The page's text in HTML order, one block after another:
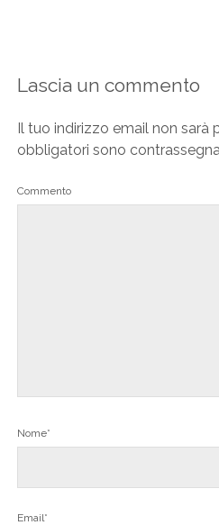
Lascia un commento
Il tuo indirizzo email non sarà
obbligatori sono
Commento
Nome*
Email*